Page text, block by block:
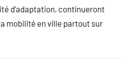
d’adaptation, continueront
mobilité en ville partout sur